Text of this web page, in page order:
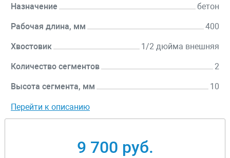
Назначение бетон
Рабочая длина, мм 400
Хвостовик 1/2 дюйма внешняя
Количество сегментов 2
Высота сегмента, мм 10
Перейти к описанию
9 700 руб.